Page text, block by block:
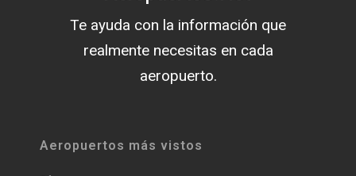
Te ayuda con la información que
realmente necesitas en cada
aeropuerto.
Aeropuertos más vistos